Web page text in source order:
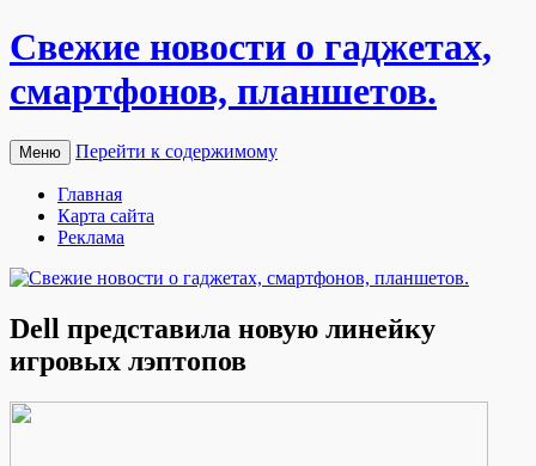
Свежие новости о гаджетах,
смартфонов, планшетов.
Меню Перейти к содержимому
Главная
Карта сайта
Реклама
Dell представила новую линейку
игровых лэптопов